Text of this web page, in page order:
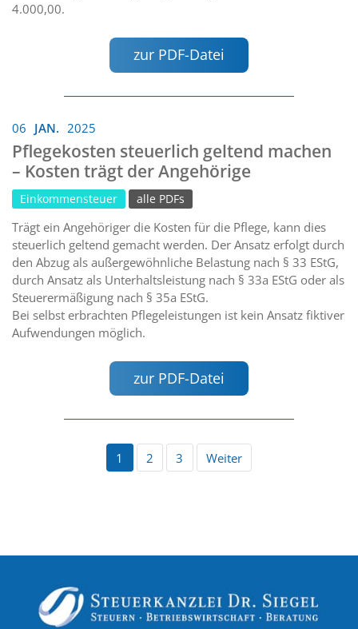
4.000,00.
zur PDF-Datei
06 JAN. 2025
Pflegekosten steuerlich geltend machen
– Kosten trägt der Angehörige
Einkommensteuer alle PDFs
Trägt ein Angehöriger die Kosten für die Pflege, kann dies
steuerlich geltend gemacht werden. Der Ansatz erfolgt durch
den Abzug als außergewöhnliche Belastung nach § 33 EStG,
durch Ansatz als Unterhaltsleistung nach § 33a EStG oder als
Steuerermäßigung nach § 35a EStG.
Bei selbst erbrachten Pflegeleistungen ist kein Ansatz fiktiver
Aufwendungen möglich.
zur PDF-Datei
1 2 3 Weiter